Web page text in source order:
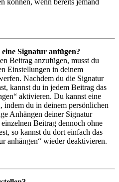
Signatur anfügen?
Beitrag anzufügen, musst du
Einstellungen in deinem
Nachdem du die Signatur
kannst du in jedem Beitrag das
aktivieren. Du kannst eine
indem du in deinem persönlichen
Anhängen deiner Signatur
Beitrag dennoch ohne
so kannst du dort einfach das
anhängen“ wieder deaktivieren.